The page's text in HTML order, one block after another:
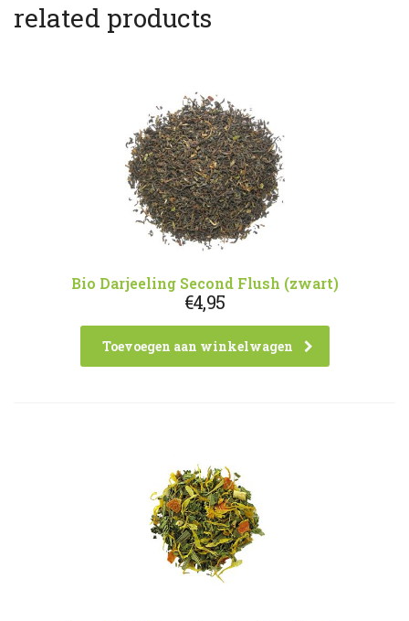
related products
Bio Darjeeling Second Flush (zwart)
€4,95
Toevoegen aan winkelwagen